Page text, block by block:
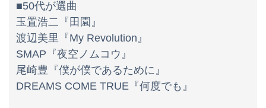
■50代が選曲
玉置浩二『田園』
渡辺美里『My Revolution』
SMAP『夜空ノムコウ』
尾崎豊『僕が僕であるために』
DREAMS COME TRUE『何度でも』